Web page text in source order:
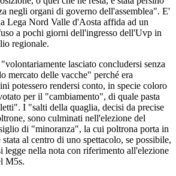
negli organi di governo dell'assemblea". E'
Lega Nord Valle d'Aosta affida ad un
a pochi giorni dell'ingresso dell'Uvp in
regionale.
lasciato concludersi senza
mercato delle vacche" perché era
potessero rendersi conto, in specie coloro
per il "cambiamento", di quale pasta
I "salti della quaglia, decisi da precise
sono culminati nell'elezione del
di "minoranza", la cui poltrona porta in
al centro di uno spettacolo, se possibile,
legge nella nota con riferimento all'elezione
M5s.